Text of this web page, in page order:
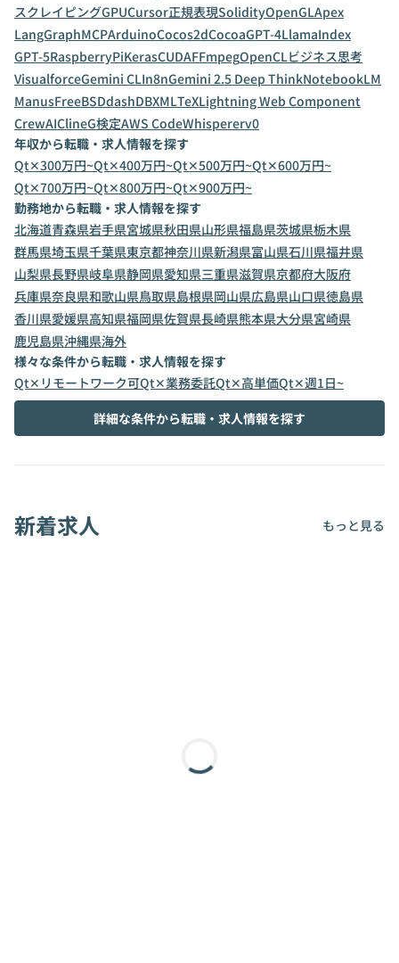
スクレイピングGPUCursor正規表現SolidityOpenGLApex
LangGraphMCPArduinoCocos2dCocoaGPT-4LlamaIndex
GPT-5RaspberryPiKerasCUDAFFmpegOpenCLビジネス思考
VisualforceGemini CLIn8nGemini 2.5 Deep ThinkNotebookLM
ManusFreeBSDdashDBXMLTeXLightning Web Component
CrewAIClineG検定AWS CodeWhispererv0
年収から転職・求人情報を探す
Qt✕300万円~Qt✕400万円~Qt✕500万円~Qt✕600万円~
Qt✕700万円~Qt✕800万円~Qt✕900万円~
勤務地から転職・求人情報を探す
北海道青森県岩手県宮城県秋田県山形県福島県茨城県栃木県
群馬県埼玉県千葉県東京都神奈川県新潟県富山県石川県福井県
山梨県長野県岐阜県静岡県愛知県三重県滋賀県京都府大阪府
兵庫県奈良県和歌山県鳥取県島根県岡山県広島県山口県徳島県
香川県愛媛県高知県福岡県佐賀県長崎県熊本県大分県宮崎県
鹿児島県沖縄県海外
様々な条件から転職・求人情報を探す
Qt✕リモートワーク可Qt✕業務委託Qt✕高単価Qt✕週1日~
詳細な条件から転職・求人情報を探す
新着求人 もっと見る